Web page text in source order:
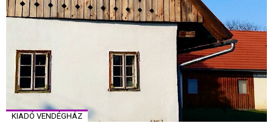
KIADÓ VENDÉGHÁZ